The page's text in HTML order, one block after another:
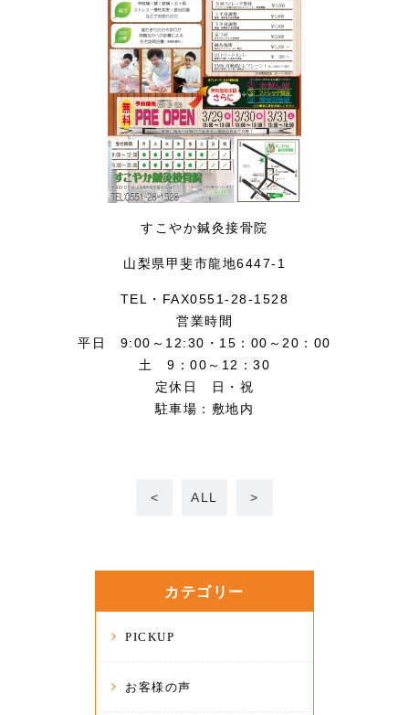
すこやか鍼灸接骨院
山梨県甲斐市龍地6447-1
TEL・FAX0551-28-1528
営業時間
平日 9:00～12:30・15：00～20：00
土 9：00～12：30
定休日 日・祝
駐車場：敷地内
< ALL >
カテゴリー
PICKUP
お客様の声